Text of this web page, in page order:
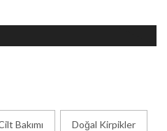
Bakımı Doğal Kirpikler